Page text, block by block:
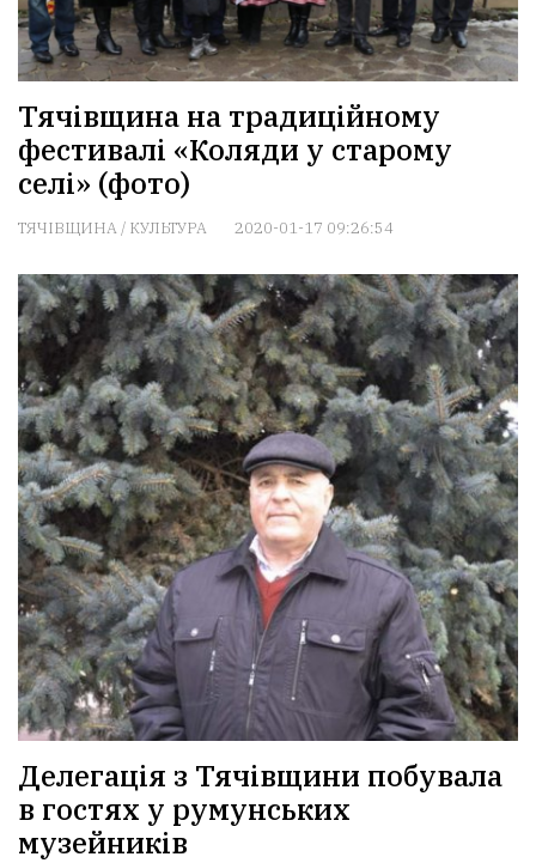
Тячівщина на традиційному
фестивалі «Коляди у старому
селі» (фото)
ТЯЧІВЩИНА/ КУЛЬТУРА 2020-01-17 09:26:54
Делегація з Тячівщини побувала
в гостях у румунських
музейників